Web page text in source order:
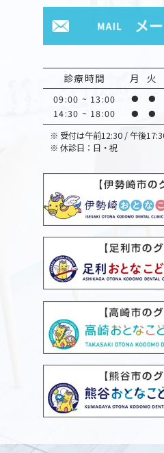
診療時間 月 火
09:00 ~ 13:00 ● ●
14:30 ~ 18:00 ● ●
※ 受付は午前12:30 / 午後
※ 休診日：日・祝